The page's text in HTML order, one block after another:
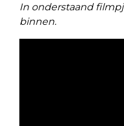
In onderstaand
binnen.